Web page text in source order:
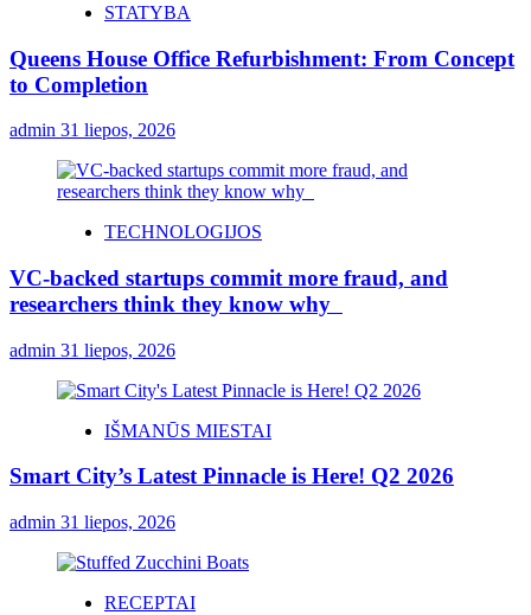
STATYBA
Queens House Office Refurbishment: From Concept
to Completion
admin 31 liepos, 2026
TECHNOLOGIJOS
VC-backed startups commit more fraud, and
researchers think they know why
admin 31 liepos, 2026
IŠMANŪS MIESTAI
Smart City’s Latest Pinnacle is Here! Q2 2026
admin 31 liepos, 2026
RECEPTAI